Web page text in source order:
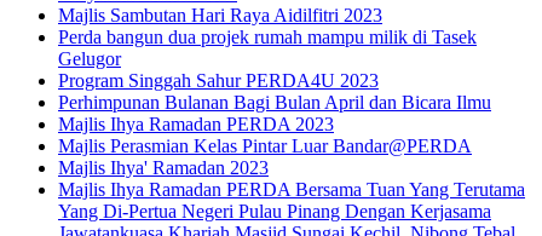
Majlis Sambutan Hari Raya Aidilfitri 2023
Perda bangun dua projek rumah mampu milik di Tasek
Gelugor
Program Singgah Sahur PERDA4U 2023
Perhimpunan Bulanan Bagi Bulan April dan Bicara Ilmu
Majlis Ihya Ramadan PERDA 2023
Majlis Perasmian Kelas Pintar Luar Bandar@PERDA
Majlis Ihya' Ramadan 2023
Majlis Ihya Ramadan PERDA Bersama Tuan Yang Terutama
Yang Di-Pertua Negeri Pulau Pinang Dengan Kerjasama